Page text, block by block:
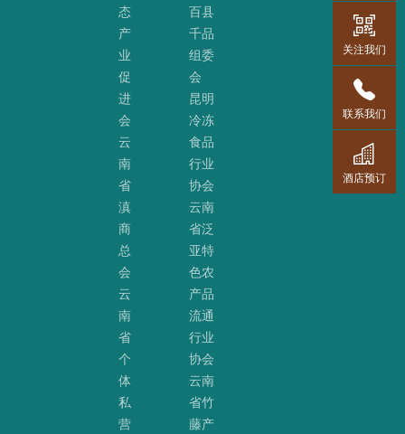
态
产
业
促
进
会
云
南
省
滇
商
总
会
云
南
省
个
体
私
营
百县
千品
组委
会
昆明
冷冻
食品
行业
协会
云南
省泛
亚特
色农
产品
流通
行业
协会
云南
省竹
藤产
关注我们
联系我们
酒店预订